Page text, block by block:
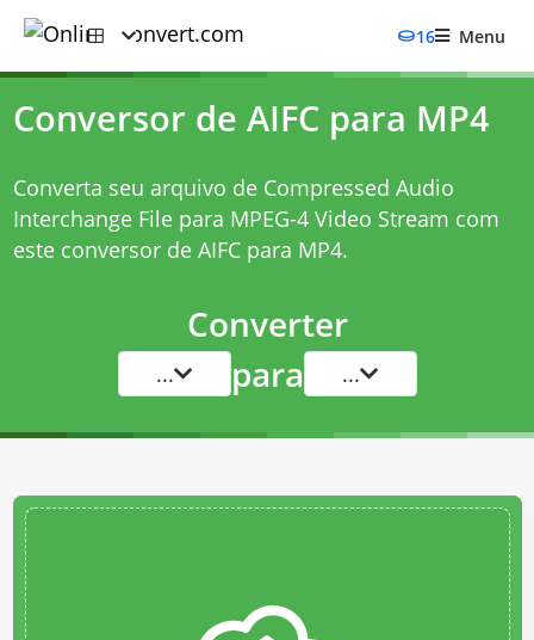
16 Menu
Conversor de AIFC para MP4
Converta seu arquivo de Compressed Audio
Interchange File para MPEG-4 Video Stream com
este conversor de AIFC para MP4.
Converter
... para ...